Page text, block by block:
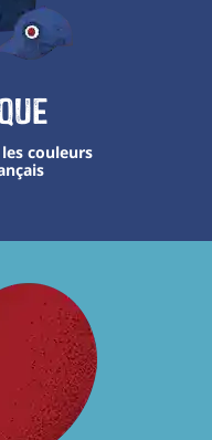
couleurs